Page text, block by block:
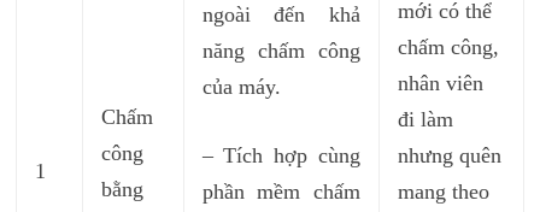
1
Chấm
công
bằng
ngoài đến khả
năng chấm công
của máy.
– Tích hợp cùng
phần mềm chấm
mới có thể
chấm công,
nhân viên
đi làm
nhưng quên
mang theo